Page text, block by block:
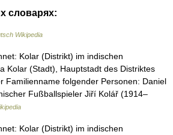
словарях:
Wikipedia
Kolar (Distrikt) im indischen
Kolar (Stadt), Hauptstadt des Distriktes
Familienname folgender Personen: Daniel
Fußballspieler Jiří Kolář (1914–
Kolar (Distrikt) im indischen